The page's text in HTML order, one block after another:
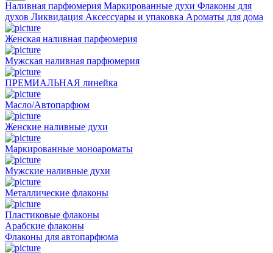
Наливная парфюмерия Маркированные духи Флаконы для
духов Ликвидация Аксессуары и упаковка Ароматы для дома
Женская наливная парфюмерия
Мужская наливная парфюмерия
ПРЕМИАЛЬНАЯ линейка
Масло/Автопарфюм
Женские наливные духи
Маркированные моноароматы
Мужские наливные духи
Металлические флаконы
Пластиковые флаконы
Арабские флаконы
Флаконы для автопарфюма